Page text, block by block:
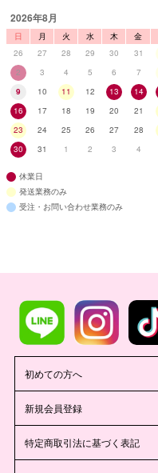
2026年8月
日 月 火 水 木 金
26
27 28 29 30 31
2
3 4 5 6 7
9
10 11 12 13 14
16
17 18 19 20 21
23
24 25 26 27 28
30
31 1 2 3 4
休業日
発送業務のみ
受注・お問い合わせ業務のみ
初めての方へ
新規会員登録
特定商取引法に基づく表記